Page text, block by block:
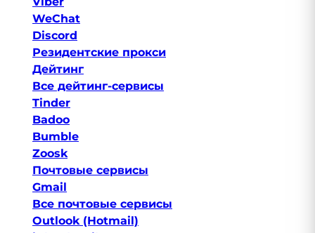
WeChat
Discord
Резидентские прокси
Дейтинг
Все дейтинг-сервисы
Tinder
Badoo
Bumble
Zoosk
Почтовые сервисы
Gmail
Все почтовые сервисы
Outlook (Hotmail)